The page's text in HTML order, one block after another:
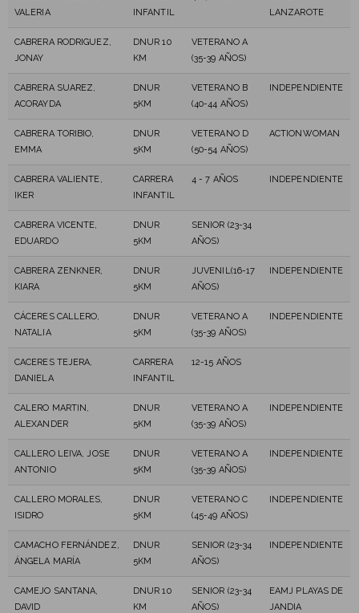
VALERIA
INFANTIL
LANZAROTE
CABRERA RODRIGUEZ,
JONAY
DNUR 10
KM
VETERANO A
(35-39 AÑOS)
CABRERA SUAREZ,
ACORAYDA
DNUR
5KM
VETERANO B
(40-44 AÑOS)
INDEPENDIENTE
CABRERA TORIBIO,
EMMA
DNUR
5KM
VETERANO D
(50-54 AÑOS)
ACTIONWOMAN
CABRERA VALIENTE,
IKER
CARRERA
INFANTIL
4 - 7 AÑOS INDEPENDIENTE
CABRERA VICENTE,
EDUARDO
DNUR
5KM
SENIOR (23-34
AÑOS)
CABRERA ZENKNER,
KIARA
DNUR
5KM
JUVENIL(16-17
AÑOS)
INDEPENDIENTE
CÁCERES CALLERO,
NATALIA
DNUR
5KM
VETERANO A
(35-39 AÑOS)
INDEPENDIENTE
CACERES TEJERA,
DANIELA
CARRERA
INFANTIL
12-15 AÑOS
CALERO MARTIN,
ALEXANDER
DNUR
5KM
VETERANO A
(35-39 AÑOS)
INDEPENDIENTE
CALLERO LEIVA, JOSE
ANTONIO
DNUR
5KM
VETERANO A
(35-39 AÑOS)
INDEPENDIENTE
CALLERO MORALES,
ISIDRO
DNUR
5KM
VETERANO C
(45-49 AÑOS)
INDEPENDIENTE
CAMACHO FERNÁNDEZ,
ÁNGELA MARÍA
DNUR
5KM
SENIOR (23-34
AÑOS)
INDEPENDIENTE
CAMEJO SANTANA,
DAVID
DNUR 10
KM
SENIOR (23-34
AÑOS)
EAMJ PLAYAS DE
JANDIA